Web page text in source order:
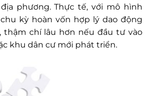
phương. Thực tế, với mô hình
kỳ hoàn vốn hợp lý dao động
thậm chí lâu hơn nếu đầu tư vào
khu dân cư mới phát triển.